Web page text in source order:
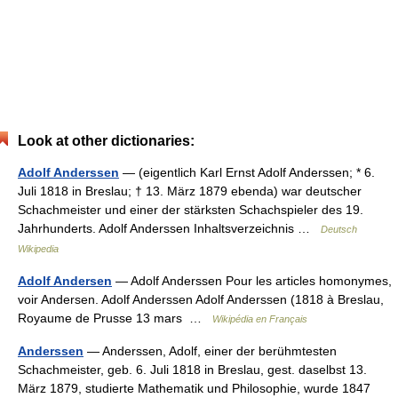
Look at other dictionaries:
Adolf Anderssen — (eigentlich Karl Ernst Adolf Anderssen; * 6.
Juli 1818 in Breslau; † 13. März 1879 ebenda) war deutscher
Schachmeister und einer der stärksten Schachspieler des 19.
Jahrhunderts. Adolf Anderssen Inhaltsverzeichnis …
Deutsch
Wikipedia
Adolf Andersen — Adolf Anderssen Pour les articles homonymes,
voir Andersen. Adolf Anderssen Adolf Anderssen (1818 à Breslau,
Royaume de Prusse 13 mars …
Wikipédia en Français
Anderssen — Anderssen, Adolf, einer der berühmtesten
Schachmeister, geb. 6. Juli 1818 in Breslau, gest. daselbst 13.
März 1879, studierte Mathematik und Philosophie, wurde 1847